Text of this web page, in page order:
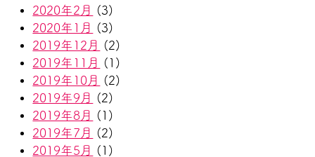
2020年2月
(3)
2020年1月
(3)
2019年12月
(2)
2019年11月
(1)
2019年10月
(2)
2019年9月
(2)
2019年8月
(1)
2019年7月
(2)
2019年5月
(1)